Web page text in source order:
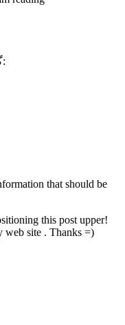
گفت:
that should be
this post upper!
web site . Thanks =)